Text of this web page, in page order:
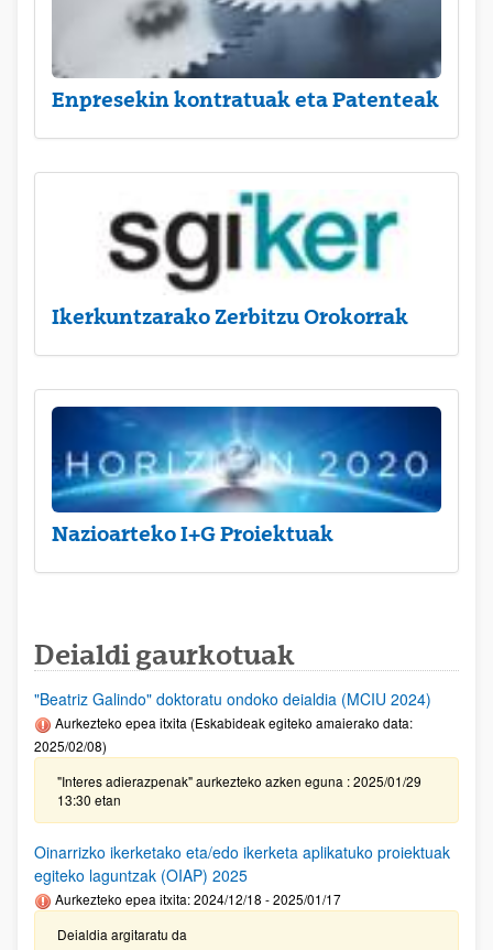
Enpresekin kontratuak eta Patenteak
Ikerkuntzarako Zerbitzu Orokorrak
Nazioarteko I+G Proiektuak
Deialdi gaurkotuak
"Beatriz Galindo" doktoratu ondoko deialdia (MCIU 2024)
Aurkezteko epea itxita (Eskabideak egiteko amaierako data:
2025/02/08)
"Interes adierazpenak" aurkezteko azken eguna : 2025/01/29
13:30 etan
Oinarrizko ikerketako eta/edo ikerketa aplikatuko proiektuak
egiteko laguntzak (OIAP) 2025
Aurkezteko epea itxita: 2024/12/18 - 2025/01/17
Deialdia argitaratu da